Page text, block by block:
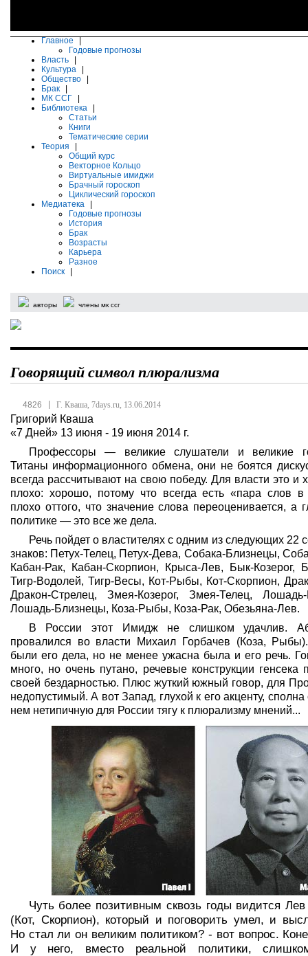
Главное
Годовые прогнозы
Власть
Культура
Общество
Брак
МК ССГ
Библиотека
Статьи
Книги
Тематические серии
Теория
Общий курс
Векторное Кольцо
Виртуальные имиджи
Брачный гороскоп
Циклический гороскоп
Медиатека
Годовые прогнозы
История
Брак
Возрасты
Карьера
Разное
Поиск
авторы члены мк ссг
Говорящий символ плюрализма
4826 Г. Кваша, 7days.ru, 13.06.2014
Григорий Кваша
«7 Дней» 13 июня - 19 июня 2014 г.
Профессоры — великие слушатели и великие
Титаны информационного обмена, они не боятся
всегда рассчитывают на свою победу. Для власти это и
плохо: хорошо, потому что всегда есть «пара слов в
плохо оттого, что значение слова переоценивается, а
политике — это все же дела.
Речь пойдет о властителях с одним из следующих 22
знаков: Петух-Телец, Петух-Дева, Собака-Близнецы,
Кабан-Рак, Кабан-Скорпион, Крыса-Лев, Бык-Козерог,
Тигр-Водолей, Тигр-Весы, Кот-Рыбы, Кот-Скорпион,
Дракон-Стрелец, Змея-Козерог, Змея-Телец, Лошадь-
Лошадь-Близнецы, Коза-Рыбы, Коза-Рак, Обезьяна-Лев.
В России этот Имидж не слишком удачлив.
провалился во власти Михаил Горбачев (Коза,
были его дела, но не менее ужасна была и его речь.
много, но очень путано, речевые конструкции генсека
своей бездарностью. Плюс жуткий южный говор, для
недопустимый. А вот Запад, глухой к его акценту,
нем нетипичную для России тягу к плюрализму мнений...
Чуть более позитивным сквозь годы видится
(Кот, Скорпион), который и поговорить умел, и
Но стал ли он великим политиком? - вот вопрос.
И у него, вместо реальной политики,